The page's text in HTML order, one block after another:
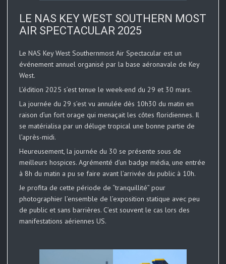
LE NAS KEY WEST SOUTHERN MOST
AIR SPECTACULAR 2025
Le NAS Key West Southernmost Air Spectacular est un
événement annuel organisé par la base aéronavale de Key
West.
L’édition 2025 s’est tenue le week-end du 29 et 30 mars.
La journée du 29 s’est vu annulée dès 10h30 du matin en
raison d’un fort orage qui menaçait les côtes floridiennes. Il
se matérialisa par un déluge tropical une bonne partie de
l’après-midi.
Heureusement, la journée du 30 se présente sous de
meilleurs hospices. Agrémenté d’un badge média, une entrée
à 8h du matin a pu se faire avant l’arrivée du public à 10h.
Je profita de cette période de “tranquillité” pour
photographier l’ensemble de l’exposition statique avec peu
de public et sans barrières. C’est souvent le cas lors des
manifestations aériennes US.